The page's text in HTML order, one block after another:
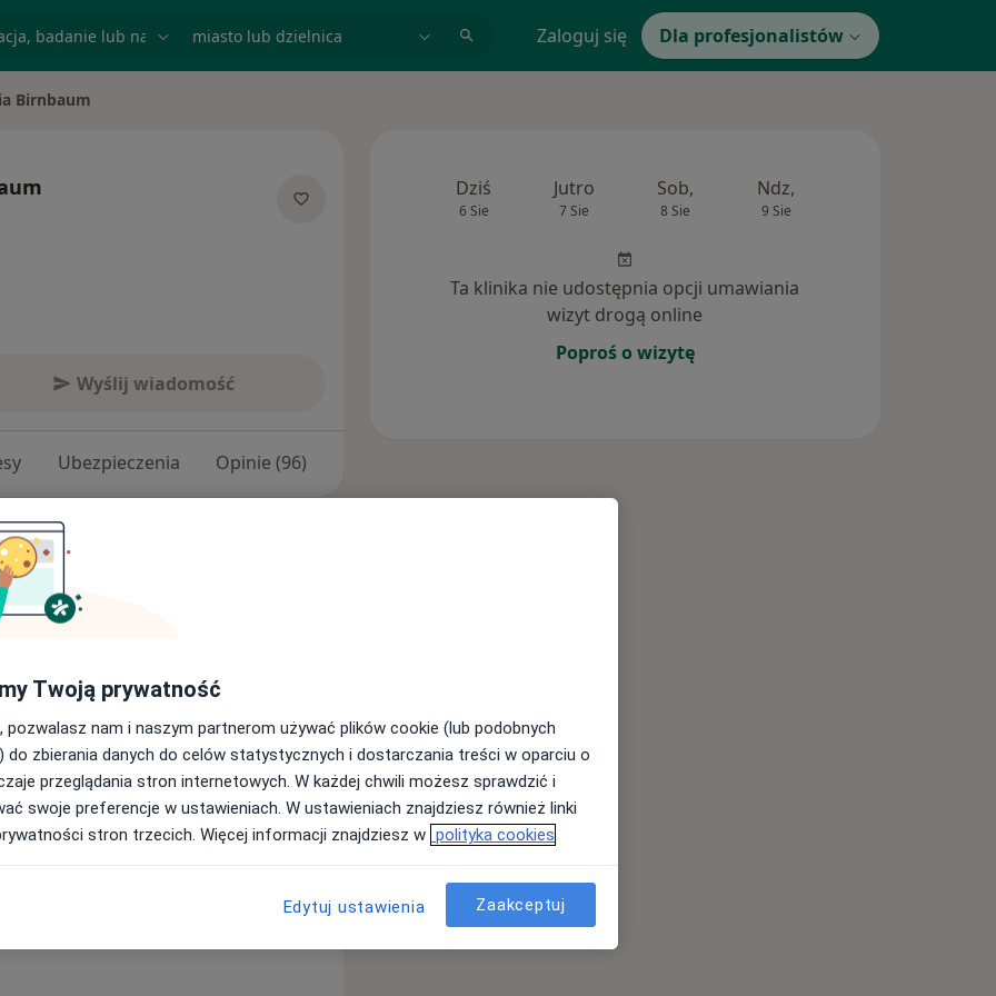
Zaloguj się Dla profesjonalistów
Birnbaum
Wyślij wiadomość
Ubezpieczenia Opinie (96)
Akademii Medycznej w 2007 roku.
w Warszawie w 2007 r.
pod mikroskopem, w szczególności
duże doświadczenie w zakresie
pacjentów tak zwanych
Stale rozwijam
techniki stosowane w
Dziś
6 Sie
Jutro
7 Sie
Sob,
8 Sie
Ndz,
9 Sie
Ta klinika nie udostępnia opcji umawiania
wizyt drogą online
Poproś o wizytę
Twoją prywatność
pozwalasz nam i naszym partnerom używać plików cookie (lub podobnych
do zbierania danych do celów statystycznych i dostarczania treści w oparciu o
przeglądania stron internetowych. W każdej chwili możesz sprawdzić i
swoje preferencje w ustawieniach. W ustawieniach znajdziesz również linki
stron trzecich. Więcej informacji znajdziesz w polityka cookies
Edytuj ustawienia Zaakceptuj